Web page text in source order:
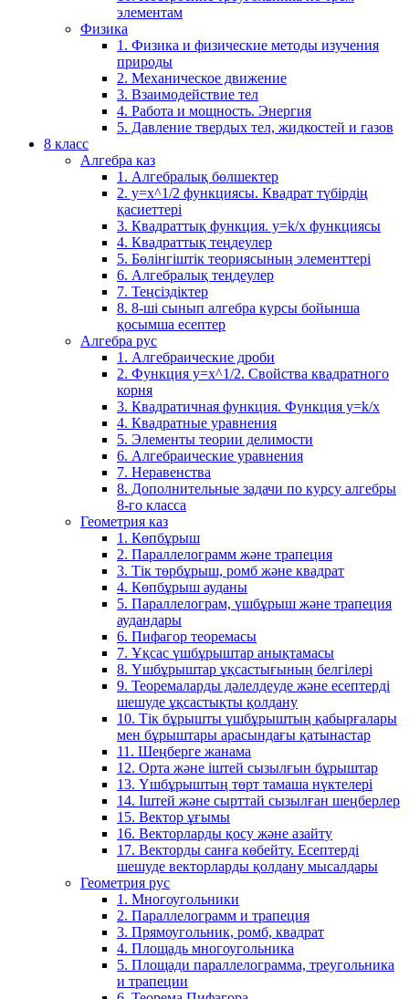
элементам
Физика
1. Физика и физические методы изучения
природы
2. Механическое движение
3. Взаимодействие тел
4. Работа и мощность. Энергия
5. Давление твердых тел, жидкостей и газов
8 класс
Алгебра каз
1. Алгебралық бөлшектер
2. у=х^1/2 функциясы. Квадрат түбірдің
қасиеттері
3. Квадраттық функция. у=k/x функциясы
4. Квадраттық теңдеулер
5. Бөлінгіштік теориясының элементтері
6. Алгебралық теңдеулер
7. Теңсіздіктер
8. 8-ші сынып алгебра курсы бойынша
қосымша есептер
Алгебра рус
1. Алгебраические дроби
2. Функция y=x^1/2. Свойства квадратного
корня
3. Квадратичная функция. Функция у=k/x
4. Квадратные уравнения
5. Элементы теории делимости
6. Алгебраические уравнения
7. Неравенства
8. Дополнительные задачи по курсу алгебры
8-го класса
Геометрия каз
1. Көпбұрыш
2. Параллелограмм және трапеция
3. Тік төрбұрыш, ромб және квадрат
4. Көпбұрыш ауданы
5. Параллелограм, үшбұрыш және трапеция
аудандары
6. Пифагор теоремасы
7. Ұқсас үшбұрыштар анықтамасы
8. Үшбұрыштар ұқсастығының белгілері
9. Теоремаларды дәлелдеуде және есептерді
шешуде ұқсастықты қолдану
10. Тік бұрышты үшбұрыштың қабырғалары
мен бұрыштары арасындағы қатынастар
11. Шеңберге жанама
12. Орта және іштей сызылғын бұрыштар
13. Үшбұрыштың төрт тамаша нүктелері
14. Іштей және сырттай сызылған шеңберлер
15. Вектор ұғымы
16. Векторларды қосу және азайту
17. Векторды санға көбейту. Есептерді
шешуде векторларды қолдану мысалдары
Геометрия рус
1. Многоугольники
2. Параллелограмм и трапеция
3. Прямоугольник, ромб, квадрат
4. Площадь многоугольника
5. Площади параллелограмма, треугольника
и трапеции